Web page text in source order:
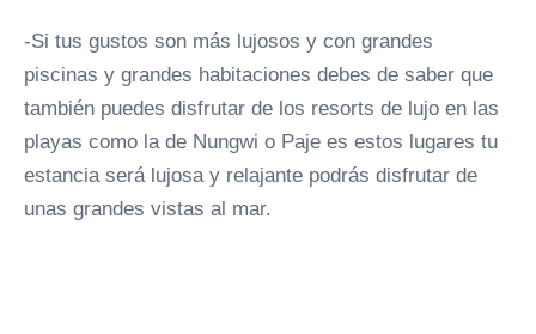
-Si tus gustos son más lujosos y con grandes
piscinas y grandes habitaciones debes de saber que
también puedes disfrutar de los resorts de lujo en las
playas como la de Nungwi o Paje es estos lugares tu
estancia será lujosa y relajante podrás disfrutar de
unas grandes vistas al mar.